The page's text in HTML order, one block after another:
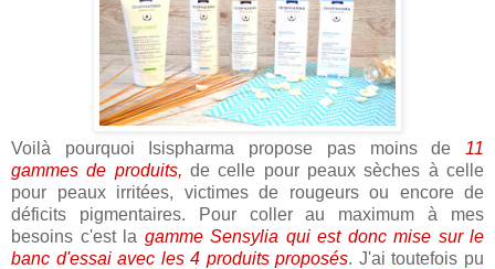
Voilà pourquoi Isispharma propose pas moins de 11
gammes de produits, de celle pour peaux sèches à celle
pour peaux irritées, victimes de rougeurs ou encore de
déficits pigmentaires. Pour coller au maximum à mes
besoins c'est la gamme Sensylia qui est donc mise sur le
banc d'essai avec les 4 produits proposés. J'ai toutefois pu